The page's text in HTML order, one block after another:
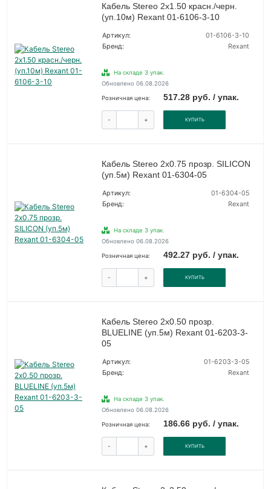
Кабель Stereo 2х1.50 красн./черн.
(уп.10м) Rexant 01-6106-3-10
Артикул:
01-6106-3-10
Бренд:
Rexant
На складе 3 упак.
Обновлено 06.08.2026
Розничная цена: 517.28 руб. / упак.
- + КУПИТЬ
Кабель Stereo 2х0.75 прозр. SILICON
(уп.5м) Rexant 01-6304-05
Артикул:
01-6304-05
Бренд:
Rexant
На складе 3 упак.
Обновлено 06.08.2026
Розничная цена: 492.27 руб. / упак.
- + КУПИТЬ
Кабель Stereo 2х0.50 прозр.
BLUELINE (уп.5м) Rexant 01-6203-3-
05
Артикул:
01-6203-3-05
Бренд:
Rexant
На складе 3 упак.
Обновлено 06.08.2026
Розничная цена: 186.66 руб. / упак.
- + КУПИТЬ